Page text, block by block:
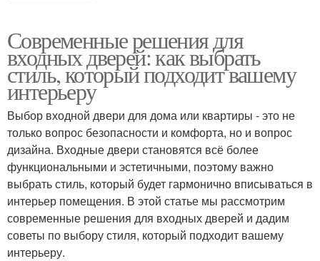
Современные решения для
входных дверей: как выбрать
стиль, который подходит вашему
интерьеру
Выбор входной двери для дома или квартиры - это не
только вопрос безопасности и комфорта, но и вопрос
дизайна. Входные двери становятся всё более
функциональными и эстетичными, поэтому важно
выбрать стиль, который будет гармонично вписываться в
интерьер помещения. В этой статье мы рассмотрим
современные решения для входных дверей и дадим
советы по выбору стиля, который подходит вашему
интерьеру.